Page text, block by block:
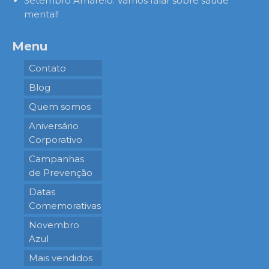
mental!
Menu
Contato
Blog
Quem somos
Aniversário
Corporativo
Campanhas
de Prevenção
Datas
Comemorativas
Novembro
Azul
Mais vendidos